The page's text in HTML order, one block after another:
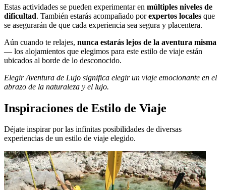
Estas actividades se pueden experimentar en múltiples niveles de
dificultad. También estarás acompañado porexpertos locales que
se asegurarán de que cada experiencia sea segura y placentera.
Aún cuando te relajes, nunca estarás lejos de la aventura misma
— los alojamientos que elegimos para este estilo de viaje están
ubicados al borde de lo desconocido.
Elegir Aventura de Lujo significa elegir un viaje emocionante en el
abrazo de la naturaleza y el lujo.
Inspiraciones de Estilo de Viaje
Déjate inspirar por las infinitas posibilidades de diversas
experiencias de un estilo de viaje elegido.